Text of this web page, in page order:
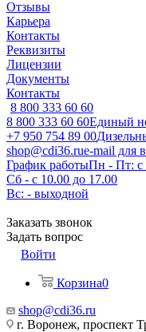
Отзывы
Карьера
Контакты
Реквизиты
Лицензии
Документы
Контакты
8 800 333 60 60
8 800 333 60 60Единый
+7 950 754 89 00
shop@cdi36.rue-mail для
График работыПн - Пт: с
Сб - с 10.00 до 17.00
Вс: - выходной
Заказать звонок
Задать вопрос
Войти
Корзина0
shop@cdi36.ru
г. Воронеж, проспект